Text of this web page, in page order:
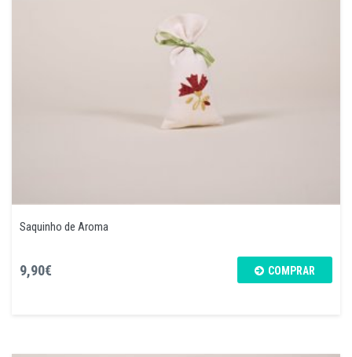
Saquinho de Aroma
9,90€ COMPRAR